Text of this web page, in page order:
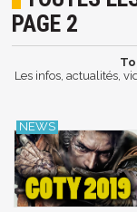
PAGE 2
Les infos, actualités,